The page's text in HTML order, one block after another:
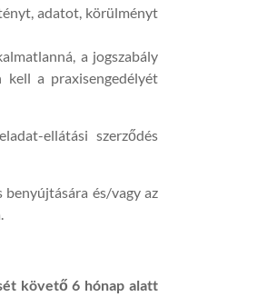
adatot, körülményt
a jogszabály
a praxisengedélyét
ellátási szerződés
benyújtására és/vagy az
követő 6 hónap alatt